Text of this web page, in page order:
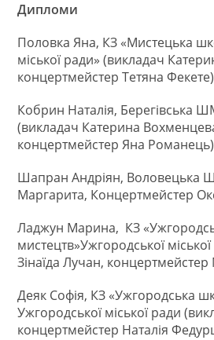
Дипломи
Половка Яна, КЗ «Мистецька
міської ради» (викладач
концертмейстер Тетяна
Кобрин Наталія, Берегівська
(викладач Катерина
концертмейстер Яна
Шапран Андріян, Воловецька
Маргарита, Концертмейстер
Ладжун Марина, КЗ
мистецтв»Ужгородської
Зінаїда Лучан,
Деяк Софія, КЗ «Ужгородська
Ужгородської міської ради
концертмейстер Наталія